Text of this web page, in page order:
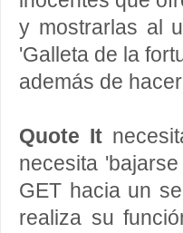
y mostrarlas al
'Galleta de la
además de
Quote It
necesita
GET hacia un
realiza su